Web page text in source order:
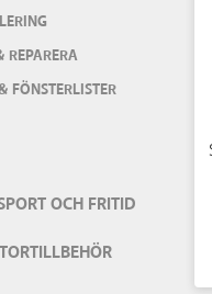
FÖNSTERLISTER
OCH FRITID